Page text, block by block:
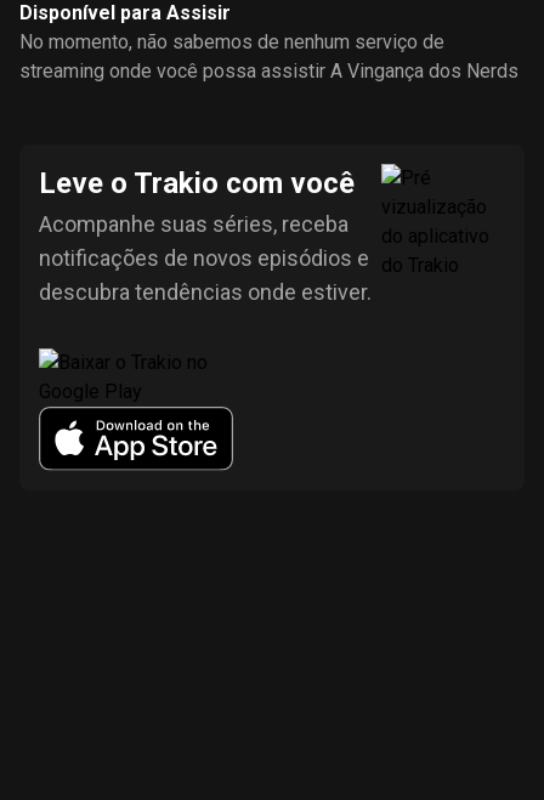
Disponível para Assisir
No momento, não sabemos de nenhum serviço de
streaming onde você possa assistir A Vingança dos Nerds
Leve o Trakio com você
Acompanhe suas séries, receba
notificações de novos episódios e
descubra tendências onde estiver.